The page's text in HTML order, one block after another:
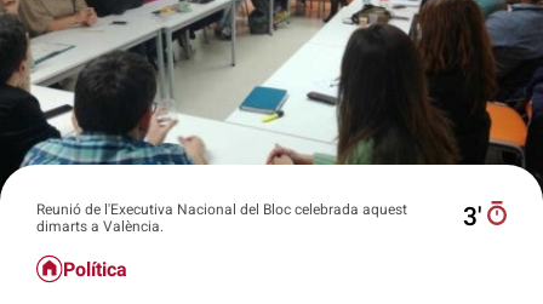
Reunió de l'Executiva Nacional del Bloc celebrada aquest
dimarts a València.
3′
Política